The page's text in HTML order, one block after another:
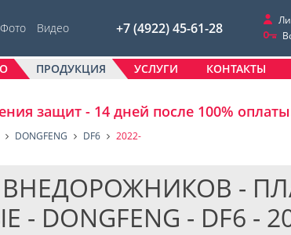
Фото Видео +7 (4922) 45-61-28
ПРОДУКЦИЯ УСЛУГИ КОНТАКТЫ
защит - 14 дней после 100%
DONGFENG DF6 2022-
-
DONGFENG - DF6 -